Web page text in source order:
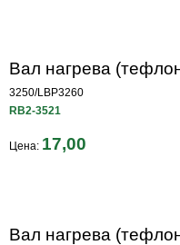
Вал нагрева
3250/LBP3260
RB2-3521
Цена: 17,00
Вал нагрева